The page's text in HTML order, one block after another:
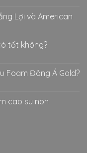
Lợi và American
tốt không?
Foam Đông Á Gold?
cao su non